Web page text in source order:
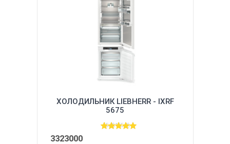
ХОЛОДИЛЬНИК LIEBHERR - IXRF
5675
(5.0)1(5.0)
3323000